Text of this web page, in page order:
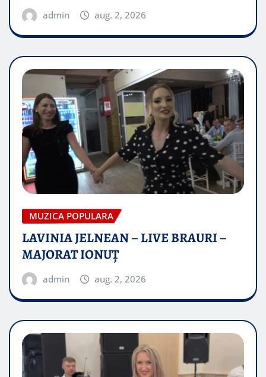
admin aug. 2, 2026
MUZICA POPULARA
LAVINIA JELNEAN – LIVE BRAURI –
MAJORAT IONUŢ
admin aug. 2, 2026